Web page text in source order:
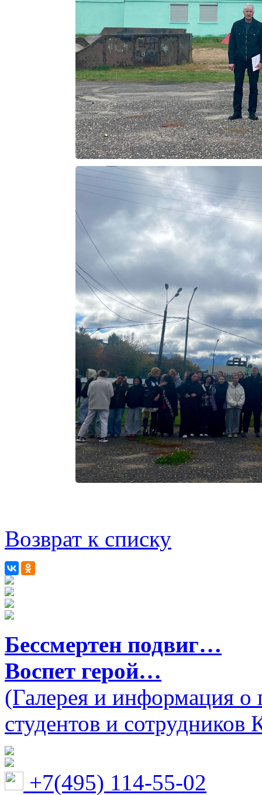
Возврат к списку
Бессмертен подвиг…
Воспет герой…
(Галерея и информация
студентов и сотрудников
+7(495) 114-55-02